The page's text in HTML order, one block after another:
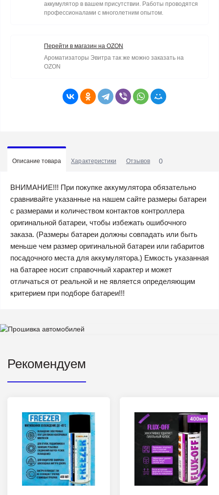
аккумулятор в вашем присутствии. Работы проводятся
профессионалами с многолетним опытом.
Перейти в магазин на OZON
Ароматизаторы Эвитра так же можно заказать на
OZON
Описание товара Характеристики Отзывов 0
ВНИМАНИЕ!!! При покупке аккумулятора обязательно
сравнивайте указанные на нашем сайте размеры батареи
с размерами и количеством контактов контроллера
оригинальной батареи, чтобы избежать ошибочного
заказа. (Размеры батареи должны совпадать или быть
меньше чем размер оригинальной батареи или габаритов
посадочного места для аккумулятора.) Емкость указанная
на батарее носит справочный характер и может
отличаться от реальной и не является определяющим
критерием при подборе батареи!!!
Рекомендуем